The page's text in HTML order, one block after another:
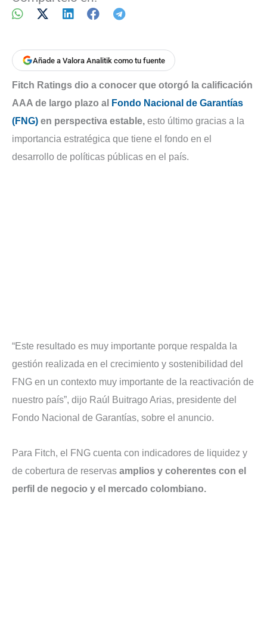
Añade a Valora Analitik como tu fuente
Fitch Ratings dio a conocer que otorgó la calificación
AAA de largo plazo al
Fondo Nacional de Garantías
(FNG) en perspectiva estable, esto último gracias a la
importancia estratégica que tiene el fondo en el
desarrollo de políticas públicas en el país.
“Este resultado es muy importante porque respalda la
gestión realizada en el crecimiento y sostenibilidad del
FNG en un contexto muy importante de la reactivación de
nuestro país”, dijo Raúl Buitrago Arias, presidente del
Fondo Nacional de Garantías, sobre el anuncio.
Para Fitch, el FNG cuenta con indicadores de liquidez y
de cobertura de reservas amplios y coherentes con el
perfil de negocio y el mercado colombiano.